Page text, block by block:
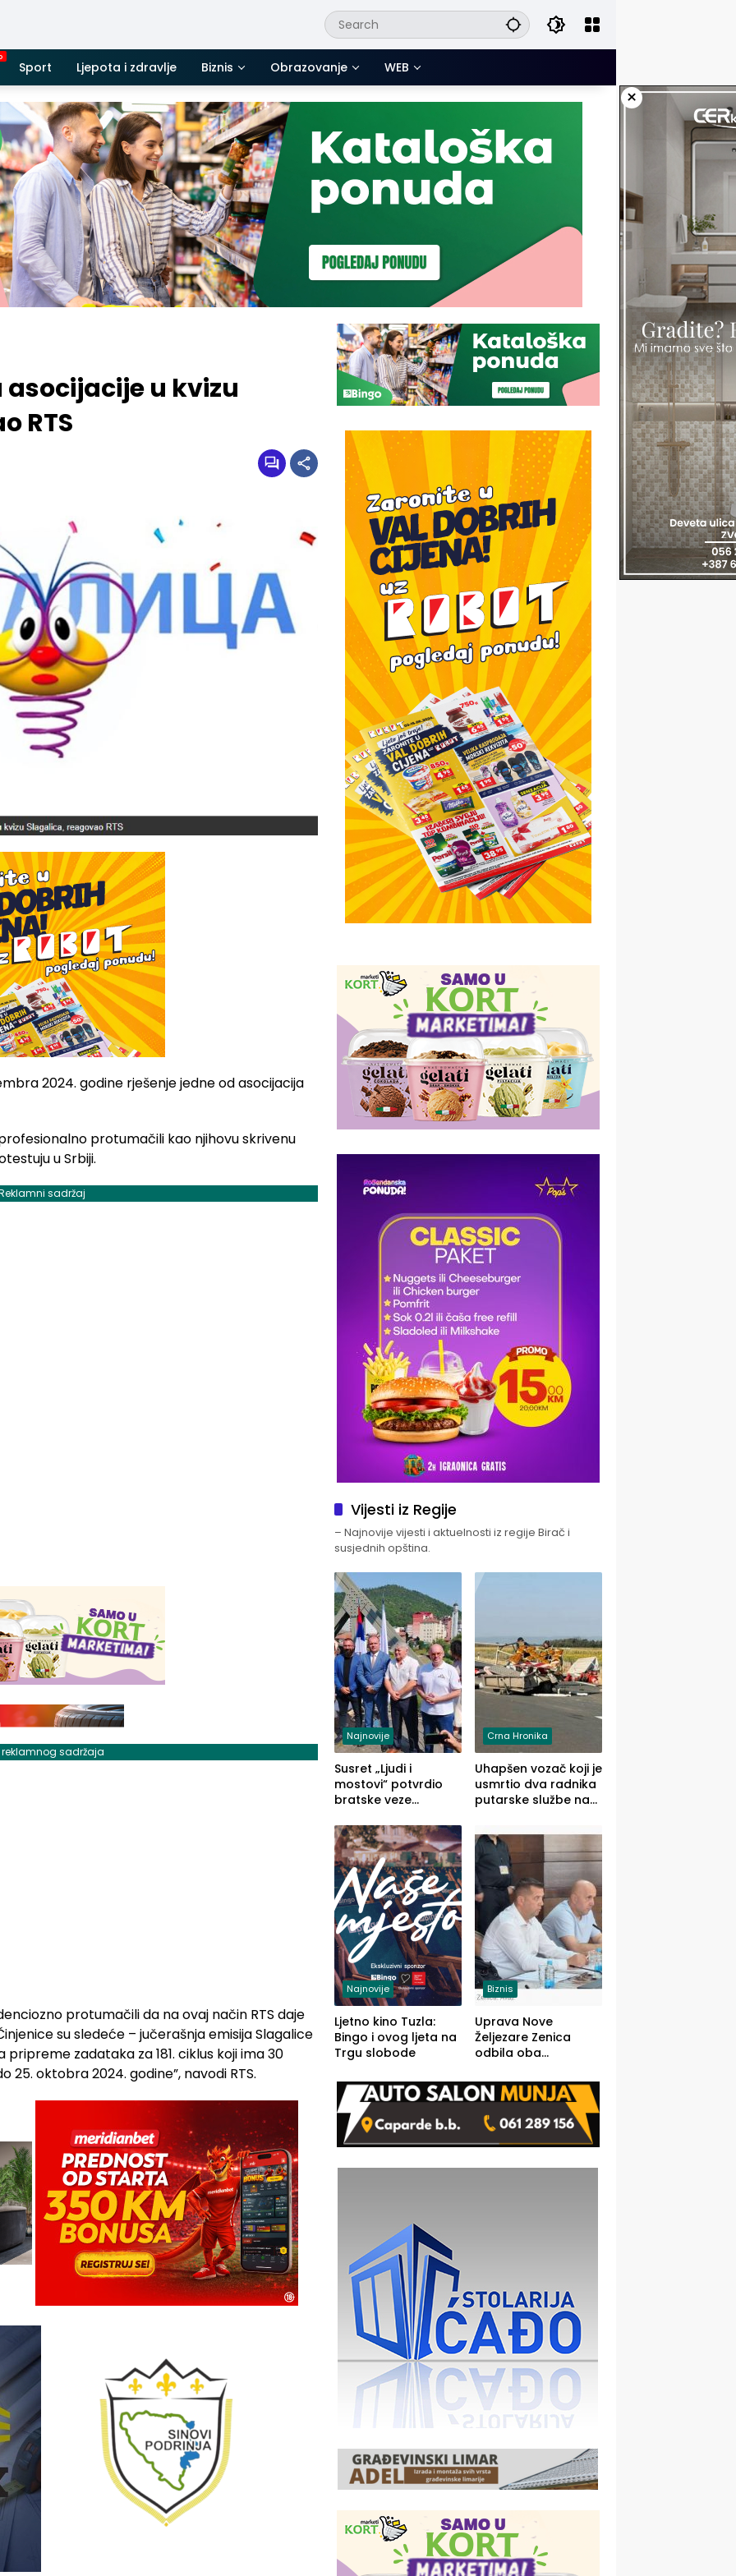
Sport Ljepota i zdravlje Biznis Obrazovanje WEB
×
u kvizu
RTS
2024. godine rješenje jedne od asocijacija
protumačili kao njihovu skrivenu
u Srbiji.
sadržaj
reklamnog sadržaja
protumačili da na ovaj način RTS daje
su sledeće – jučerašnja emisija Slagalice
zadataka za 181. ciklus koji ima 30
25. oktobra 2024. godine”, navodi RTS.
Vijesti iz Regije
– Najnovije vijesti i aktuelnosti iz regije Birač i
susjednih opština.
Najnovije
Susret „Ljudi i
mostovi“ potvrdio
bratske veze
Zvornika
Crna Hronika
Uhapšen vozač koji je
usmrtio dva radnika
putarske službe na
prema Šapcu
(FOTO)
Najnovije
Ljetno kino Tuzla:
Bingo i ovog ljeta na
Trgu slobode
Biznis
Uprava Nove
Željezare Zenica
odbila oba
FBiH: Ustrajni da je
stečaj jedino rješenje